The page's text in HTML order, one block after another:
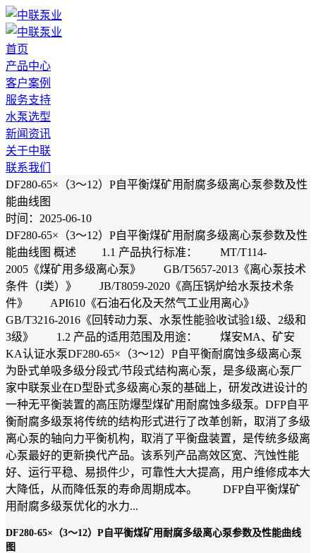
首页
产品中心
客户案例
服务支持
水泵选型
新闻资讯
关于中联
联系我们
DF280-65×（3～12）P自平衡煤矿用耐腐多级离心泵参数及性
能曲线图
时间：2025-06-10
DF280-65×（3～12）P自平衡煤矿用耐腐多级离心泵参数及性
能曲线图 概述 1.1 产品执行标准： MT/T114-
2005《煤矿用多级离心泵》 GB/T5657-2013《离心泵技术
条件（I类）》 JB/T8059-2020《高压锅炉给水泵技术条
件》 API610《石油石化及天然气工业用离心》
GB/T3216-2016《回转动力泵、水泵性能验收试验1级、2级和
3级》 1.2 产品的适用范围及用途： 煤安MA、矿安
KA认证水泵DF280-65×（3～12）P自平衡耐腐蚀多级离心泵
为卧式单吸多级分段式/节段式结构离心泵，是多级离心泵厂
家中联泵业在D型卧式多级离心泵的基础上，研发改进设计的
一种无平衡装置的高压防爆型煤矿用耐腐蚀多级泵。DFP自平
衡耐腐多级泵将传统的结构形式进行了改革创新，取消了多级
离心泵的轴向力平衡机构，取消了平衡盘装置，是传统多级离
心泵最好的更新换代产品。该系列产品高效区宽、汽蚀性能
好、运行平稳、易损件少，可靠性大大提高，用户维修成本大
大降低，从而降低泵的寿命周期成本。 DFP自平衡煤矿
用耐腐多级泵优化的水力...
DF280-65×（3～12）P自平衡煤矿用耐腐多级离心泵参数及性能曲线
图